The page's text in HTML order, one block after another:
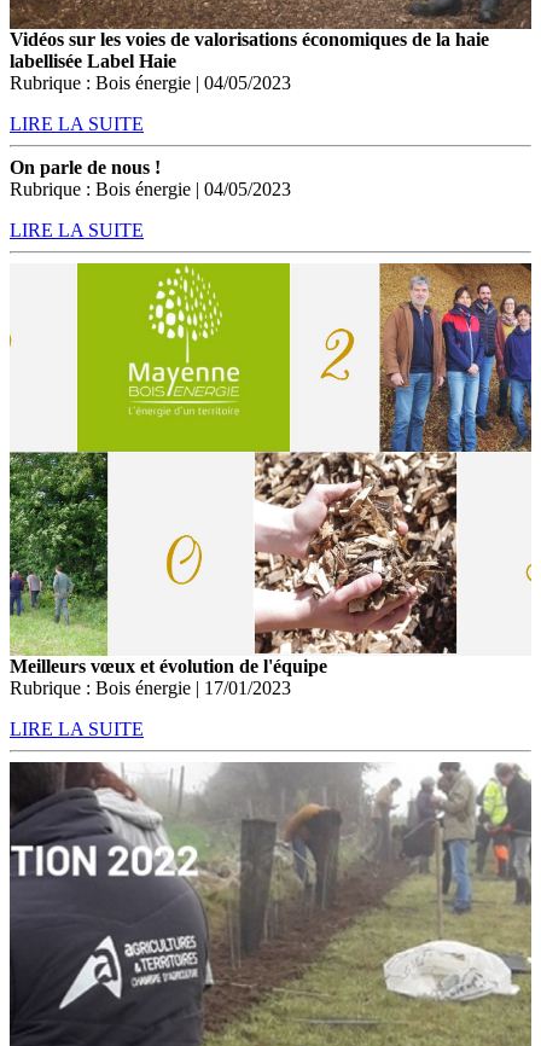
Vidéos sur les voies de valorisations économiques de la haie
labellisée Label Haie
Rubrique : Bois énergie | 04/05/2023
LIRE LA SUITE
On parle de nous !
Rubrique : Bois énergie | 04/05/2023
LIRE LA SUITE
Meilleurs vœux et évolution de l'équipe
Rubrique : Bois énergie | 17/01/2023
LIRE LA SUITE